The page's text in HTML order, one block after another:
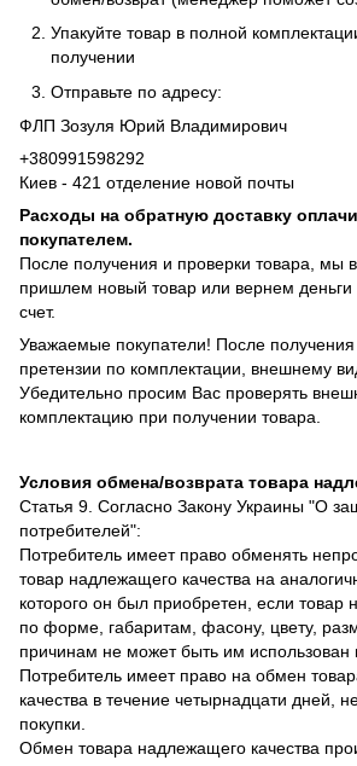
Упакуйте товар в полной
получении
Отправьте по адресу:
ФЛП Зозуля Юрий Владимирович
+380991598292
Киев - 421 отделение новой почты
Расходы на обратную доставку
покупателем.
После получения и проверки товара, мы
пришлем новый товар или вернем деньги
счет.
Уважаемые покупатели! После
претензии по комплектации, внешнему
Убедительно просим Вас проверять
комплектацию при получении товара.
Условия обмена/возврата товара
Статья 9. Согласно Закону Украины "О
потребителей":
Потребитель имеет право обменять
товар надлежащего качества на
которого он был приобретен, если товар
по форме, габаритам, фасону, цвету,
причинам не может быть им использован
Потребитель имеет право на обмен
качества в течение четырнадцати дней,
покупки.
Обмен товара надлежащего качества